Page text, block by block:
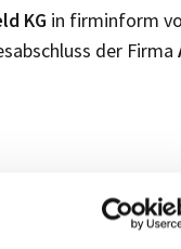
KG in firminform
der Firma